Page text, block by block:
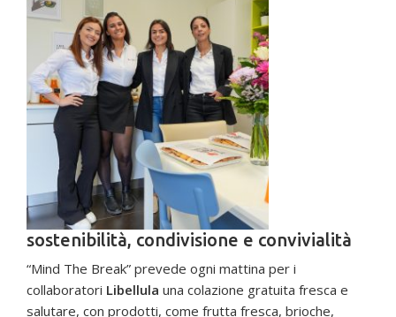
sostenibilità, condivisione e convivialità
“Mind The Break” prevede ogni mattina per i
collaboratori Libellula una colazione gratuita fresca e
salutare, con prodotti, come frutta fresca, brioche,